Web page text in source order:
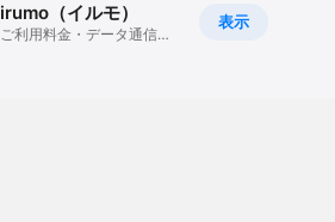
表示
irumo（イルモ）
ご利用料金・データ通信量